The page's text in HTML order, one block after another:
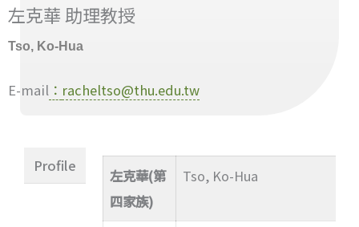
左克華 助理教授
Tso, Ko-Hua
E-mail： racheltso@thu.edu.tw
Profile
左克華(第
四家族)
Tso, Ko-Hua